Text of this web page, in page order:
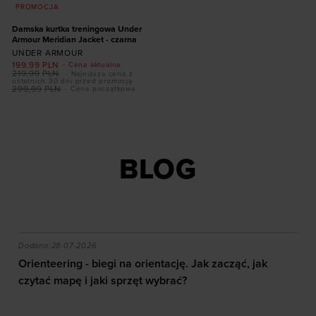
PROMOCJA
XXL
Damska kurtka treningowa Under
Armour Meridian Jacket - czarna
UNDER ARMOUR
- Cena aktualna
199,99 PLN
- Cena początkowa
299,99 PLN
219,99 PLN
- Najniższa cena z
ostatnich 30 dni przed promocją
BLOG
efekty daje trening?
Orienteering - biegi na orientację. Jak zacząć, jak
Dodano:28-07-2026
Orienteering - biegi na orientację. Jak zacząć, jak
czytać mapę i jaki sprzęt wybrać?